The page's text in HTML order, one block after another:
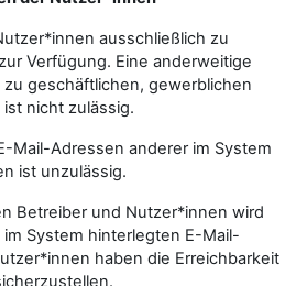
ausschließlich zu
Verfügung. Eine anderweitige
geschäftlichen, gewerblichen
nicht zulässig.
Mail-Adressen anderer im System
ist unzulässig.
Betreiber und Nutzer*innen wird
System hinterlegten E-Mail-
haben die Erreichbarkeit